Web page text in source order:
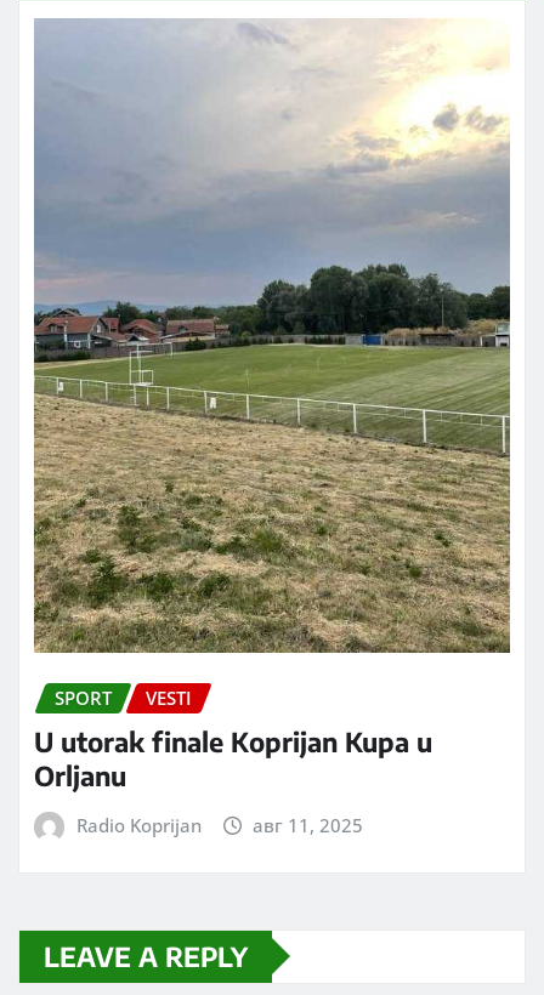
SPORT VESTI
U utorak finale Koprijan Kupa u
Orljanu
Radio Koprijan авг 11, 2025
LEAVE A REPLY